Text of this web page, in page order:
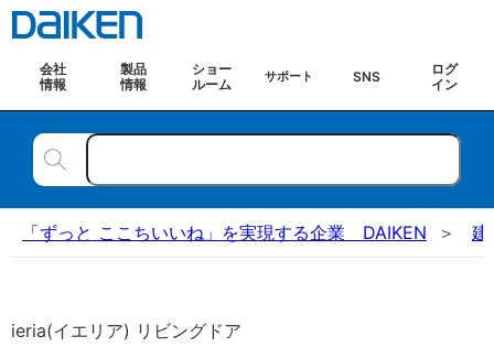
会社
情報
製品
情報
ショー
ルーム
サポート SNS
ログ
イン
「ずっと ここちいいね」を実現する企業 DAIKEN 建
ieria(イエリア) リビングドア